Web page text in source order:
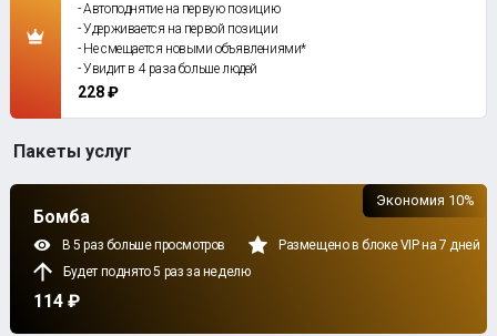
- Автоподнятие на первую позицию
- Удерживается на первой позиции
- Не смещается новыми объявлениями*
- Увидит в 4 раза больше людей
228 ₽
Пакеты услуг
Бомба
В 5 раз больше просмотров
Размещено в блоке VIP на 7 дней
Будет поднято 5 раз за неделю
114 ₽
Экономия 10%